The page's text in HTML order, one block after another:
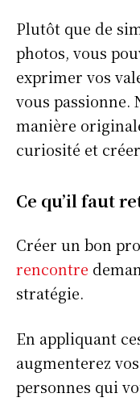
Plutôt que de
photos, vous
exprimer vos
vous passionne.
manière
curiosité et
Ce qu’il faut
Créer un bon
rencontre
stratégie.
En appliquant
augmenterez
personnes qui